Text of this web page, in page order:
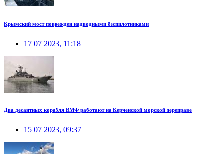
Крымский мост поврежден надводными беспилотниками
17 07 2023, 11:18
Два десантных корабля ВМФ работают на Керченской морской переправе
15 07 2023, 09:37